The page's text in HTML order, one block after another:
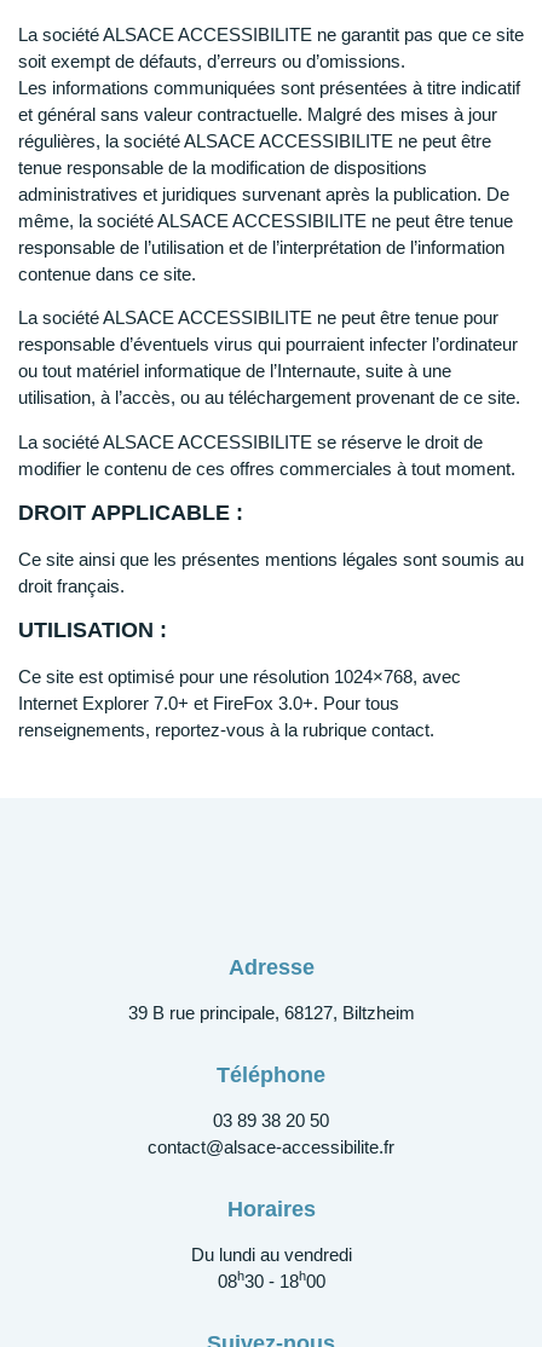
La société ALSACE ACCESSIBILITE ne garantit pas que ce site
soit exempt de défauts, d’erreurs ou d’omissions.
Les informations communiquées sont présentées à titre indicatif
et général sans valeur contractuelle. Malgré des mises à jour
régulières, la société ALSACE ACCESSIBILITE ne peut être
tenue responsable de la modification de dispositions
administratives et juridiques survenant après la publication. De
même, la société ALSACE ACCESSIBILITE ne peut être tenue
responsable de l’utilisation et de l’interprétation de l’information
contenue dans ce site.
La société ALSACE ACCESSIBILITE ne peut être tenue pour
responsable d’éventuels virus qui pourraient infecter l’ordinateur
ou tout matériel informatique de l’Internaute, suite à une
utilisation, à l’accès, ou au téléchargement provenant de ce site.
La société ALSACE ACCESSIBILITE se réserve le droit de
modifier le contenu de ces offres commerciales à tout moment.
DROIT APPLICABLE :
Ce site ainsi que les présentes mentions légales sont soumis au
droit français.
UTILISATION :
Ce site est optimisé pour une résolution 1024×768, avec
Internet Explorer 7.0+ et FireFox 3.0+. Pour tous
renseignements, reportez-vous à la rubrique contact.
Adresse
39 B rue principale, 68127, Biltzheim
Téléphone
03 89 38 20 50
contact@alsace-accessibilite.fr
Horaires
Du lundi au vendredi
08h30 - 18h00